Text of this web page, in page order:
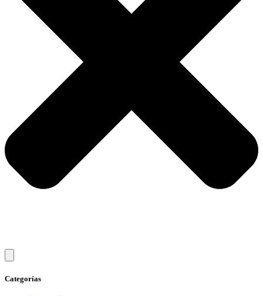
Categorías